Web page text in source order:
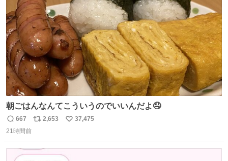
数
朝ごはんなんてこういうのでいいんだよ🤤
返
信
667
リ
ト
2,653
い
数
37,475
21時間前